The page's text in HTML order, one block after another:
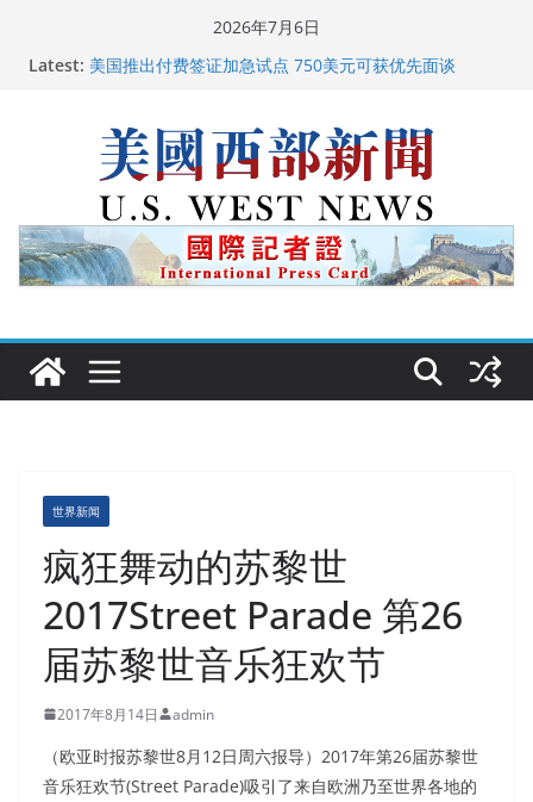
2026年7月6日
Latest: 美国推出付费签证加急试点 750美元可获优先面谈
美国最高法院维持“出生公民权” : 出生在美国就是美国
人！
中国驻美国大使谢锋邀请美国老教师罗纳德·萨科尔斯基
再次访华
广州市沉香协会会长周天明：让沉香有序走向世界
世界新闻
疯狂舞动的苏黎世
2017Street Parade 第26
届苏黎世音乐狂欢节
2017年8月14日 admin
（欧亚时报苏黎世8月12日周六报导）2017年第26届苏黎世
音乐狂欢节(Street Parade)吸引了来自欧洲乃至世界各地的